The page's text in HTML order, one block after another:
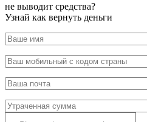
не выводит средства?
Узнай как вернуть деньги